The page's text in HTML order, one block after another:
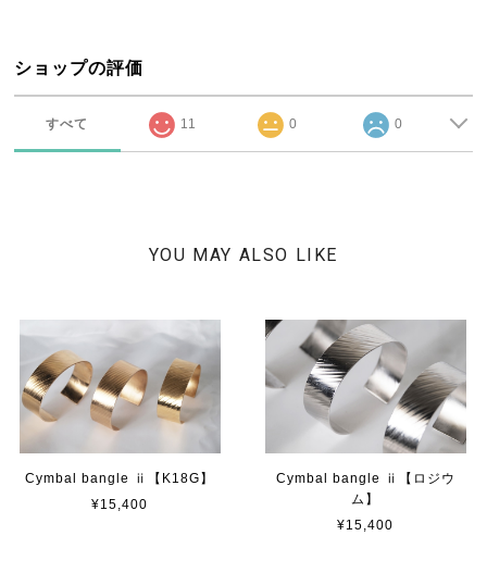
ショップの評価
すべて 11 0 0
YOU MAY ALSO LIKE
Cymbal bangle ⅱ【K18G】
¥15,400
Cymbal bangle ⅱ【ロジウ
ム】
¥15,400